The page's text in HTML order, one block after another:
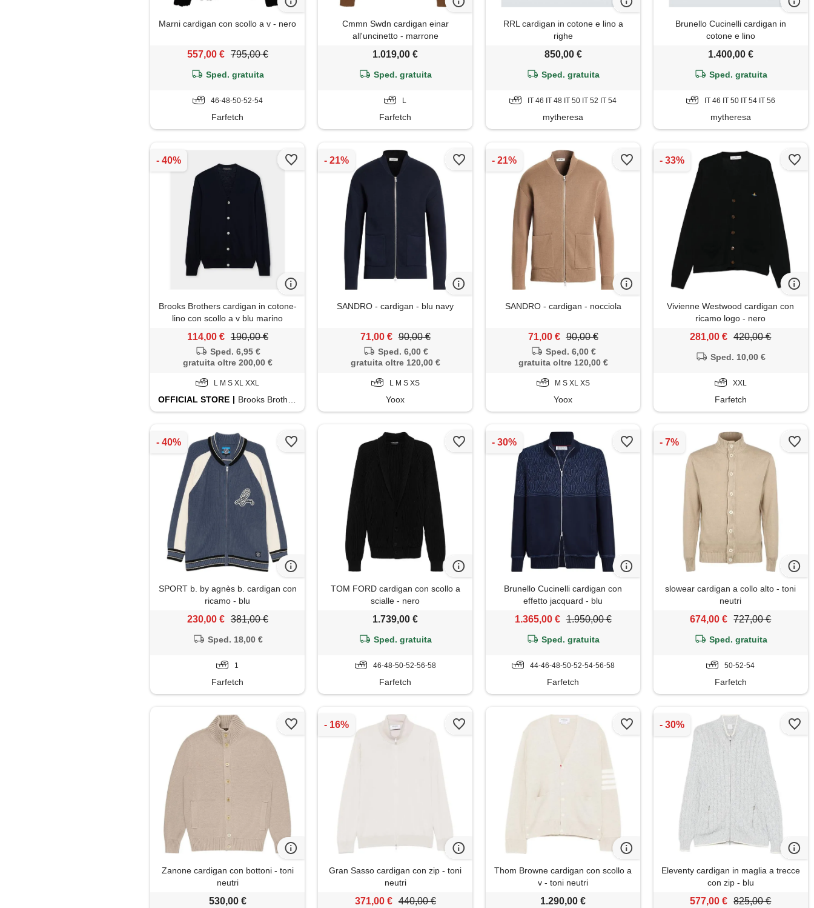
Marni cardigan con scollo a v - nero
557,00 € 795,00 €
Sped. gratuita
46-48-50-52-54
Farfetch
Cmmn Swdn cardigan einar
all'uncinetto - marrone
1.019,00 €
Sped. gratuita
L
Farfetch
RRL cardigan in cotone e lino a
righe
850,00 €
Sped. gratuita
IT 46 IT 48 IT 50 IT 52 IT 54
mytheresa
Brunello Cucinelli cardigan in
cotone e lino
1.400,00 €
Sped. gratuita
IT 46 IT 50 IT 54 IT 56
mytheresa
Brooks Brothers cardigan in cotone-
lino con scollo a v blu marino
114,00 € 190,00 €
Sped. 6,95 €
gratuita oltre 200,00 €
L M S XL XXL
OFFICIAL STORE Brooks Brothers
SANDRO - cardigan - blu navy
71,00 € 90,00 €
Sped. 6,00 €
gratuita oltre 120,00 €
L M S XS
Yoox
SANDRO - cardigan - nocciola
71,00 € 90,00 €
Sped. 6,00 €
gratuita oltre 120,00 €
M S XL XS
Yoox
Vivienne Westwood cardigan con
ricamo logo - nero
281,00 € 420,00 €
Sped. 10,00 €
XXL
Farfetch
SPORT b. by agnès b. cardigan con
ricamo - blu
230,00 € 381,00 €
Sped. 18,00 €
1
Farfetch
TOM FORD cardigan con scollo a
scialle - nero
1.739,00 €
Sped. gratuita
46-48-50-52-56-58
Farfetch
Brunello Cucinelli cardigan con
effetto jacquard - blu
1.365,00 € 1.950,00 €
Sped. gratuita
44-46-48-50-52-54-56-58
Farfetch
slowear cardigan a collo alto - toni
neutri
674,00 € 727,00 €
Sped. gratuita
50-52-54
Farfetch
Zanone cardigan con bottoni - toni
neutri
530,00 €
Gran Sasso cardigan con zip - toni
neutri
371,00 € 440,00 €
Thom Browne cardigan con scollo a
v - toni neutri
1.290,00 €
Eleventy cardigan in maglia a trecce
con zip - blu
577,00 € 825,00 €